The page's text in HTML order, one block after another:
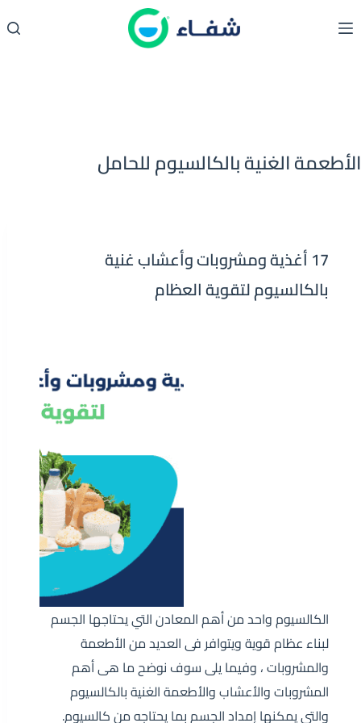
إلى
الأطعمة الغنية بالكالسيوم للحامل
17 أغذية ومشروبات وأعشاب غنية
بالكالسيوم لتقوية العظام
الكالسيوم واحد من أهم المعادن التي يحتاجها الجسم
لبناء عظام قوية ويتوافر فى العديد من الأطعمة
والمشروبات ، وفيما يلى سوف نوضح ما هى أهم
المشروبات والأعشاب والأطعمة الغنية بالكالسيوم
والتى يمكنها إمداد الجسم بما يحتاجه من كالسيوم.